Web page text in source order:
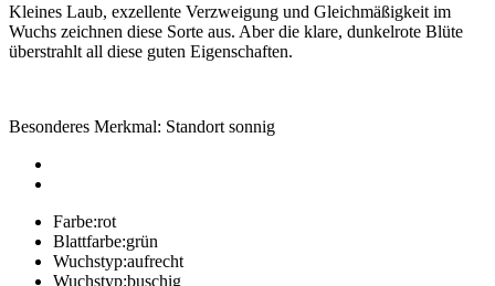
Kleines Laub, exzellente Verzweigung und Gleichmäßigkeit im
Wuchs zeichnen diese Sorte aus. Aber die klare, dunkelrote Blüte
überstrahlt all diese guten Eigenschaften.
Besonderes Merkmal: Standort sonnig
Farbe:rot
Blattfarbe:grün
Wuchstyp:aufrecht
Wuchstyp:buschig